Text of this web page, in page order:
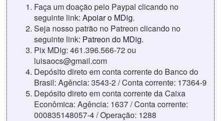
Faça um doação pelo Paypal clicando no
seguinte link: Apoiar o MDig.
Seja nosso patrão no Patreon clicando no
seguinte link: Patreon do MDig.
Pix MDig: 461.396.566-72 ou
luisaocs@gmail.com
Depósito direto em conta corrente do Banco do
Brasil: Agência: 3543-2 / Conta corrente: 17364-9
Depósito direto em conta corrente da Caixa
Econômica: Agência: 1637 / Conta corrente:
000835148057-4 / Operação: 1288